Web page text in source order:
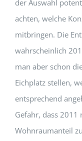
der Auswahl
achten, welche
mitbringen. Die
wahrscheinlich
man aber schon
Eichplatz stellen,
entsprechend
Gefahr, dass
Wohnraumanteil